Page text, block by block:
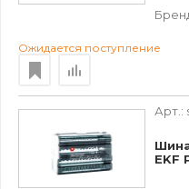
Ожидается поступление
Арт.:
EKF